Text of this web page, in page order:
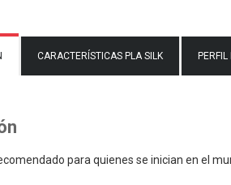
CARACTERÍSTICAS PLA SILK
para quienes se inician en el